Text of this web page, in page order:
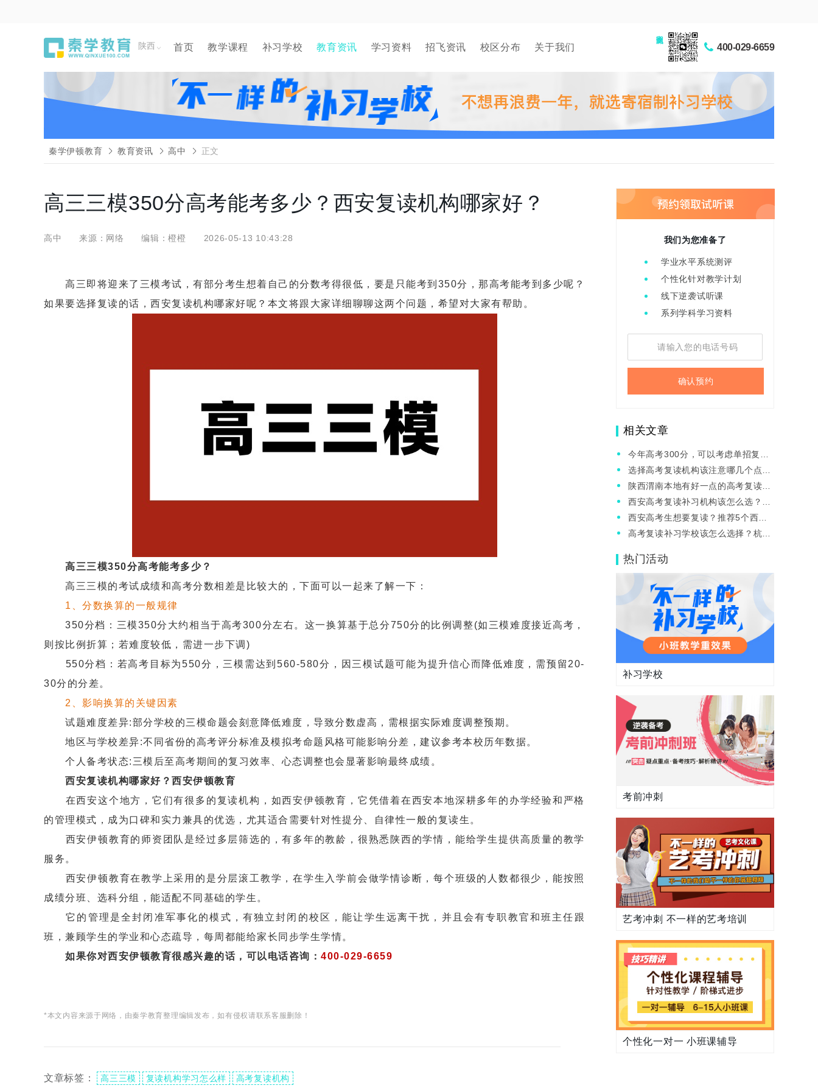
陕西 首页 教学课程 补习学校 教育资讯 学习资料 招飞资讯 校区分布 关于我们 400-029-6659
秦学伊顿教育 教育资讯 高中 正文
高三三模350分高考能考多少？西安复读机构哪家好？
高中 来源：网络 编辑：橙橙 2026-05-13 10:43:28
高三即将迎来了三模考试，有部分考生想着自己的分数考得很低，要是只能考到350分，那高考能考到多少呢？
如果要选择复读的话，西安复读机构哪家好呢？本文将跟大家详细聊聊这两个问题，希望对大家有帮助。
高三三模350分高考能考多少？
高三三模的考试成绩和高考分数相差是比较大的，下面可以一起来了解一下：
1、分数换算的一般规律
350分档：三模350分大约相当于高考300分左右。这一换算基于总分750分的比例调整(如三模难度接近高考，
则按比例折算；若难度较低，需进一步下调)
550分档：若高考目标为550分，三模需达到560-580分，因三模试题可能为提升信心而降低难度，需预留20-
30分的分差。
2、影响换算的关键因素
试题难度差异:部分学校的三模命题会刻意降低难度，导致分数虚高，需根据实际难度调整预期。
地区与学校差异:不同省份的高考评分标准及模拟考命题风格可能影响分差，建议参考本校历年数据。
个人备考状态:三模后至高考期间的复习效率、心态调整也会显著影响最终成绩。
西安复读机构哪家好？西安伊顿教育
在西安这个地方，它们有很多的复读机构，如西安伊顿教育，它凭借着在西安本地深耕多年的办学经验和严格
的管理模式，成为口碑和实力兼具的优选，尤其适合需要针对性提分、自律性一般的复读生。
西安伊顿教育的师资团队是经过多层筛选的，有多年的教龄，很熟悉陕西的学情，能给学生提供高质量的教学
服务。
西安伊顿教育在教学上采用的是分层滚工教学，在学生入学前会做学情诊断，每个班级的人数都很少，能按照
成绩分班、选科分组，能适配不同基础的学生。
它的管理是全封闭准军事化的模式，有独立封闭的校区，能让学生远离干扰，并且会有专职教官和班主任跟
班，兼顾学生的学业和心态疏导，每周都能给家长同步学生学情。
如果你对西安伊顿教育很感兴趣的话，可以电话咨询： 400-029-6659
*本文内容来源于网络，由秦学教育整理编辑发布，如有侵权请联系客服删除！
文章标签： 高三三模 复读机构学习怎么样 高考复读机构
我们为您准备了
学业水平系统测评
个性化针对教学计划
线下逆袭试听课
系列学科学习资料
确认预约
相关文章
今年高考300分，可以考虑单招复读
吗？
选择高考复读机构该注意哪几个点？
西安复读学校推荐
陕西渭南本地有好一点的高考复读学
校吗？一般怎么收费？
西安高考复读补习机构该怎么选？哪
家高考复读机构老师好？
西安高考生想要复读？推荐5个西安
本地辅导机构
高考复读补习学校该怎么选择？杭州
热门活动
补习学校
考前冲刺
艺考冲刺 不一样的艺考培训
个性化一对一 小班课辅导